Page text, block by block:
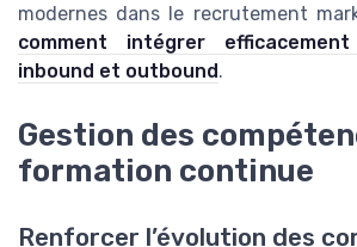
modernes dans le recrutement
comment intégrer
inbound et outbound.
Gestion des
formation continue
Renforcer l’évolution des